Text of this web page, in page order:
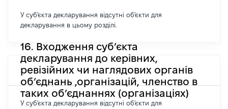
У суб'єкта декларування відсутні об'єкти для
декларування в цьому розділі.
16. Входження суб’єкта
декларування до керівних,
ревізійних чи наглядових органів
об’єднань ,організацій, членство в
таких об’єднаннях (організаціях)
У суб'єкта декларування відсутні об'єкти для